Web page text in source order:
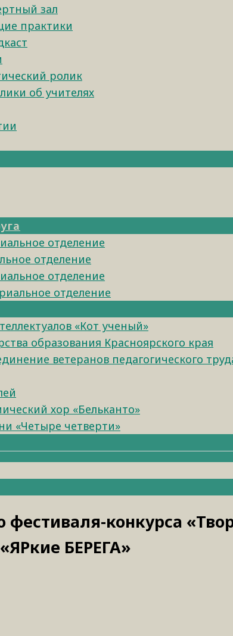
зал
практики
ролик
об учителях
отделение
отделение
отделение
отделение
«Кот ученый»
образования Красноярского края
ветеранов педагогического
хор «Бельканто»
«Четыре четверти»
фестиваля-конкурса
БЕРЕГА»